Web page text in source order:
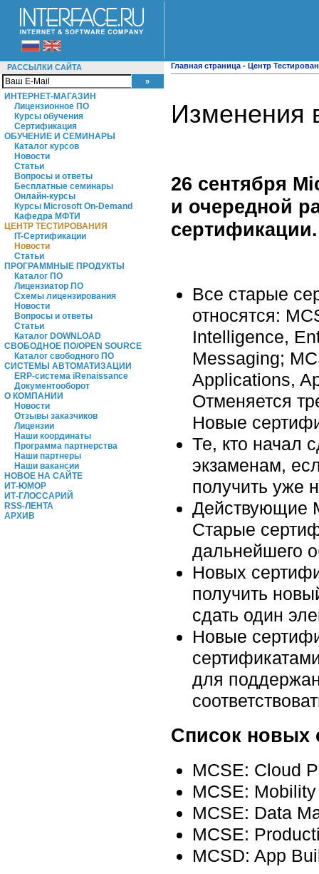
РАССЫЛКИ САЙТА
ИНТЕРНЕТ-МАГАЗИН
Лицензионное ПО
Курсы обучения
Сертификация
ОБУЧЕНИЕ И СЕМИНАРЫ
Каталог курсов
Новости
Статьи
Вопросы и ответы
Бесплатные семинары
Онлайн-курсы
Курсы Microsoft On-Demand
Кафедра МФТИ
ЦЕНТР ТЕСТИРОВАНИЯ
IT-Сертификации
Новости
Статьи
ПРОГРАММНЫЕ ПРОДУКТЫ
Каталог ПО
Лицензиатор ПО
Схемы лицензирования
Новости
Вопросы и ответы
Статьи
Каталог DOWNLOAD
СВОБОДНОЕ ПО/OPEN SOURCE
Каталог свободного ПО
СИСТЕМЫ АВТОМАТИЗАЦИИ
ERP-система iRenaissance
Документооборот
О КОМПАНИИ
Новости
Отзывы заказчиков
Лицензии
Наши координаты
Программа партнерства
Наши партнеры
Наши вакансии
НОВОЕ НА САЙТЕ
ИТ-ЮМОР
ИТ-ГЛОССАРИЙ
RSS-ЛЕНТА
АРХИВ
Главная страница - Центр
Изменения
26 сентября
и очередной
Все старые
относятся:
Intelligence,
Messaging;
Applications,
Отменяется
Новые
Те, кто начал
экзаменам,
получить уже
Действующие
Старые
дальнейшего
Новых
получить
сдать один
Новые
для
Список новых
MCSE: Cloud
MCSE:
MCSE: Data
MCSE:
MCSD: App